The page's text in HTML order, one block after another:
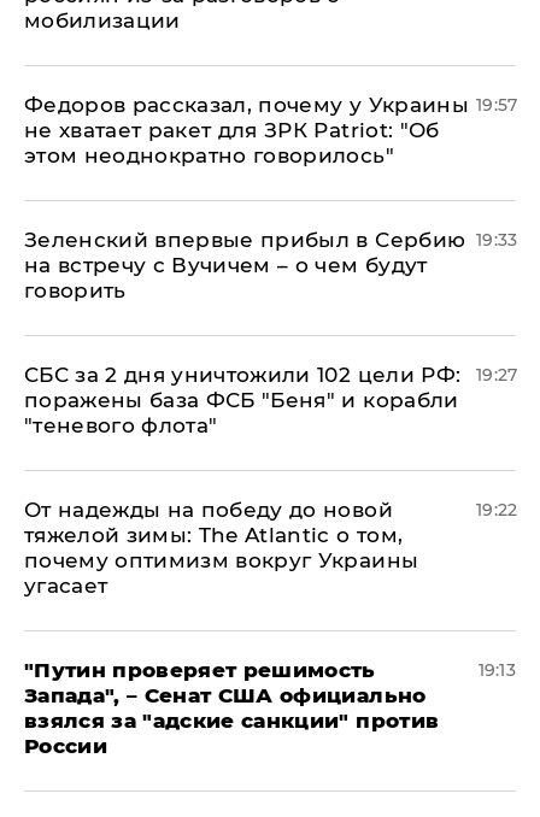
мобилизации
Федоров рассказал, почему у Украины
не хватает ракет для ЗРК Patriot: "Об
этом неоднократно говорилось"
19:57
Зеленский впервые прибыл в Сербию
на встречу с Вучичем – о чем будут
говорить
19:33
СБС за 2 дня уничтожили 102 цели РФ:
поражены база ФСБ "Беня" и корабли
"теневого флота"
19:27
От надежды на победу до новой
тяжелой зимы: The Atlantic о том,
почему оптимизм вокруг Украины
угасает
19:22
"Путин проверяет решимость
Запада", – Сенат США официально
взялся за "адские санкции" против
России
19:13